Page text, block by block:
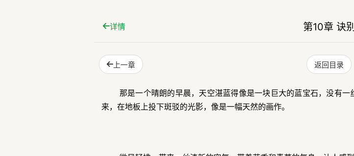
详情 第10章 诀
上一章 返回目录
那是一个晴朗的早晨，天空湛蓝得像是一块巨大的蓝宝石，没有
来，在地板上投下斑驳的光影，像是一幅天然的画作。